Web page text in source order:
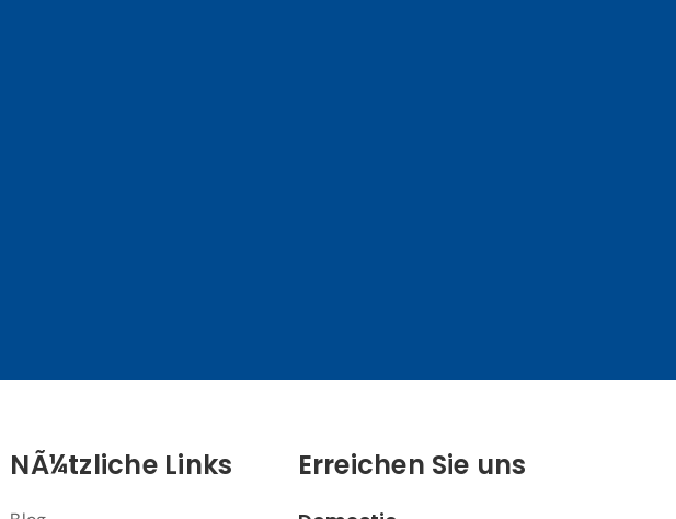
NÃ¼tzliche Links Erreichen Sie uns